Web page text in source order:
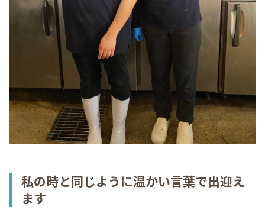
私の時と同じように温かい言葉で出迎え
ます